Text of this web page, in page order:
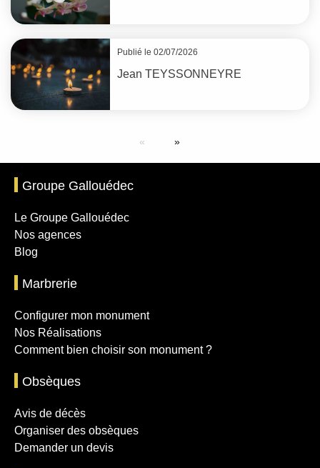
Publié le 02/07/2026
Jean TEYSSONNEYRE
Groupe Gallouédec
Le Groupe Gallouédec
Nos agences
Blog
Marbrerie
Configurer mon monument
Nos Réalisations
Comment bien choisir son monument ?
Obsèques
Avis de décès
Organiser des obsèques
Demander un devis